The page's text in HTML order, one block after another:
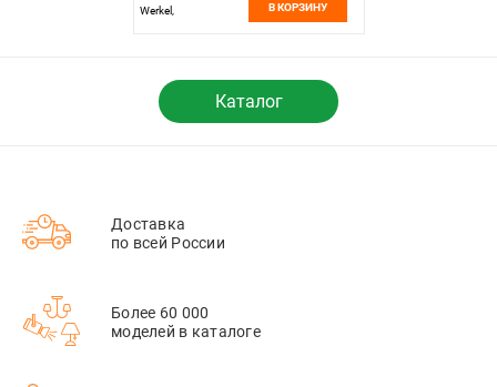
Werkel,
В КОРЗИНУ
Каталог
Доставка
по всей России
Более 60 000
моделей в каталоге